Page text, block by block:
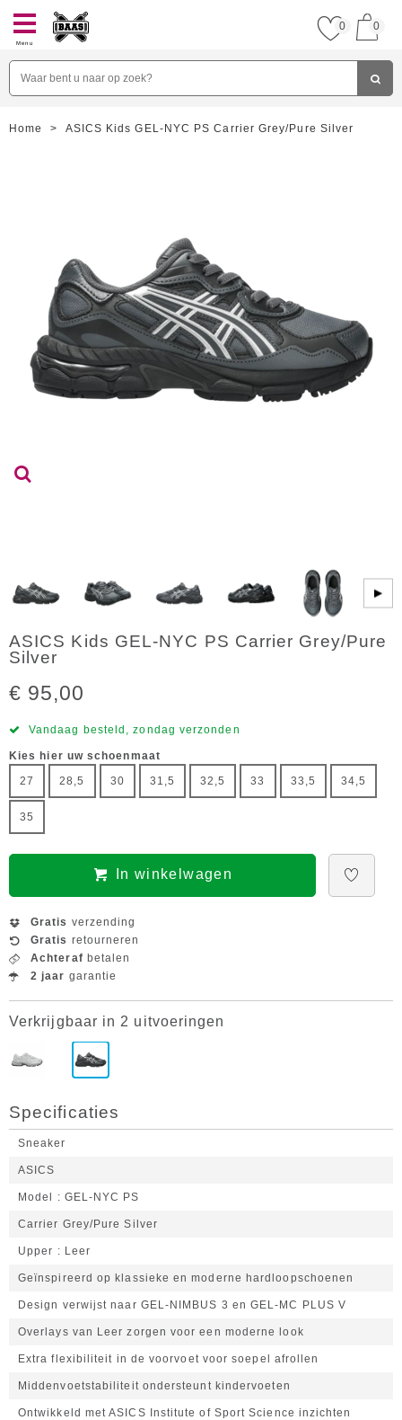
Menu
0 0
Home > ASICS Kids GEL-NYC PS Carrier Grey/Pure Silver
▶
ASICS Kids GEL-NYC PS Carrier Grey/Pure
Silver
€ 95,00
Vandaag besteld, zondag verzonden
Kies hier uw schoenmaat
27
28,5 30 31,5 32,5 33 33,5 34,5
35
In winkelwagen
Gratis verzending
Gratis retourneren
Achteraf betalen
2 jaar garantie
Verkrijgbaar in 2 uitvoeringen
Specificaties
Sneaker
ASICS
Model GEL-NYC PS
Carrier Grey/Pure Silver
Upper Leer
Geïnspireerd op klassieke en moderne hardloopschoenen
Design verwijst naar GEL-NIMBUS 3 en GEL-MC PLUS V
Overlays van Leer zorgen voor een moderne look
Extra flexibiliteit in de voorvoet voor soepel afrollen
Middenvoetstabiliteit ondersteunt kindervoeten
Ontwikkeld met ASICS Institute of Sport Science inzichten